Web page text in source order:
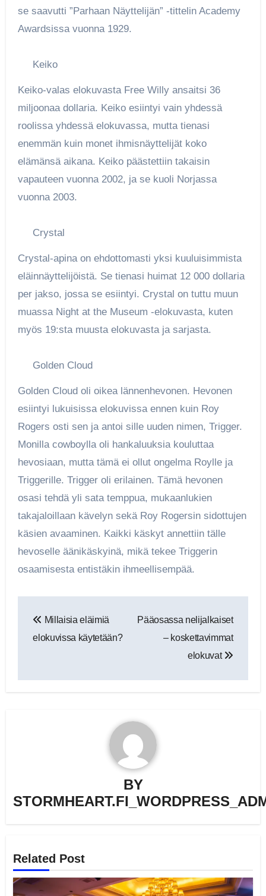
se saavutti ”Parhaan Näyttelijän” -tittelin Academy
Awardsissa vuonna 1929.
Keiko
Keiko-valas elokuvasta Free Willy ansaitsi 36
miljoonaa dollaria. Keiko esiintyi vain yhdessä
roolissa yhdessä elokuvassa, mutta tienasi
enemmän kuin monet ihmisnäyttelijät koko
elämänsä aikana. Keiko päästettiin takaisin
vapauteen vuonna 2002, ja se kuoli Norjassa
vuonna 2003.
Crystal
Crystal-apina on ehdottomasti yksi kuuluisimmista
eläinnäyttelijöistä. Se tienasi huimat 12 000 dollaria
per jakso, jossa se esiintyi. Crystal on tuttu muun
muassa Night at the Museum -elokuvasta, kuten
myös 19:sta muusta elokuvasta ja sarjasta.
Golden Cloud
Golden Cloud oli oikea lännenhevonen. Hevonen
esiintyi lukuisissa elokuvissa ennen kuin Roy
Rogers osti sen ja antoi sille uuden nimen, Trigger.
Monilla cowboylla oli hankaluuksia kouluttaa
hevosiaan, mutta tämä ei ollut ongelma Roylle ja
Triggerille. Trigger oli erilainen. Tämä hevonen
osasi tehdä yli sata temppua, mukaanlukien
takajaloillaan kävelyn sekä Roy Rogersin sidottujen
käsien avaaminen. Kaikki käskyt annettiin tälle
hevoselle äänikäskyinä, mikä tekee Triggerin
osaamisesta entistäkin ihmeellisempää.
selaus
Millaisia eläimiä
elokuvissa käytetään?
Pääosassa nelijalkaiset
– koskettavimmat
elokuvat
BY
Related Post